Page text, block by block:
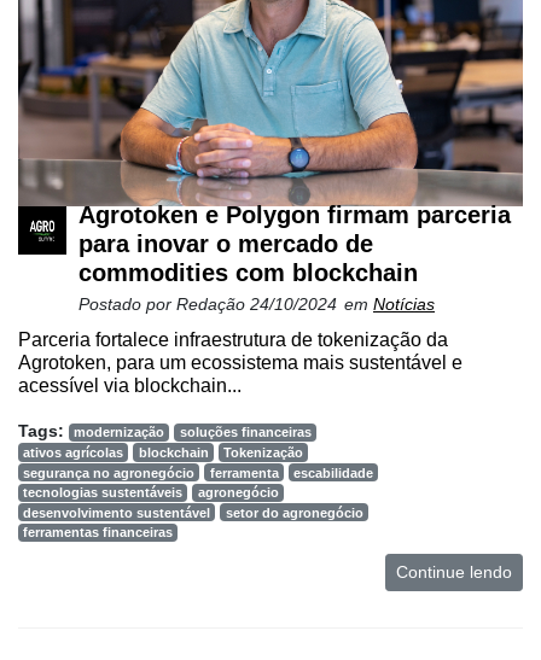
Agrotoken e Polygon firmam parceria
para inovar o mercado de
commodities com blockchain
Postado por Redação 24/10/2024 em Notícias
Parceria fortalece infraestrutura de tokenização da
Agrotoken, para um ecossistema mais sustentável e
acessível via blockchain...
Tags: modernização
soluções financeiras
ativos agrícolas
blockchain
Tokenização
segurança no agronegócio
ferramenta
escabilidade
tecnologias sustentáveis
agronegócio
desenvolvimento sustentável
setor do agronegócio
ferramentas financeiras
Continue lendo